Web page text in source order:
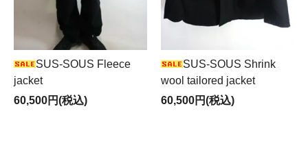
SUS-SOUS Fleece
jacket
60,500円(税込)
SUS-SOUS Shrink
wool tailored jacket
60,500円(税込)